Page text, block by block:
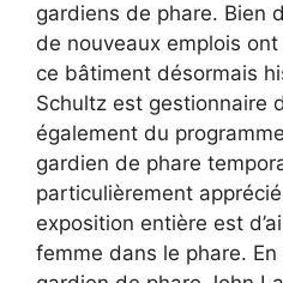
gardiens de phare. Bien
de nouveaux emplois
ce bâtiment désormais
Schultz est gestionnaire
également du
gardien de phare
particulièrement
exposition entière est
femme dans le phare.